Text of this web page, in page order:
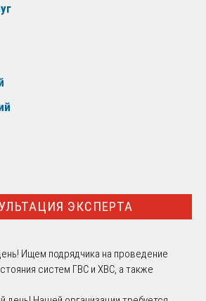
ЭКСПЕРТА
Ищем подрядчика на проведение
систем ГВС и ХВС, а также